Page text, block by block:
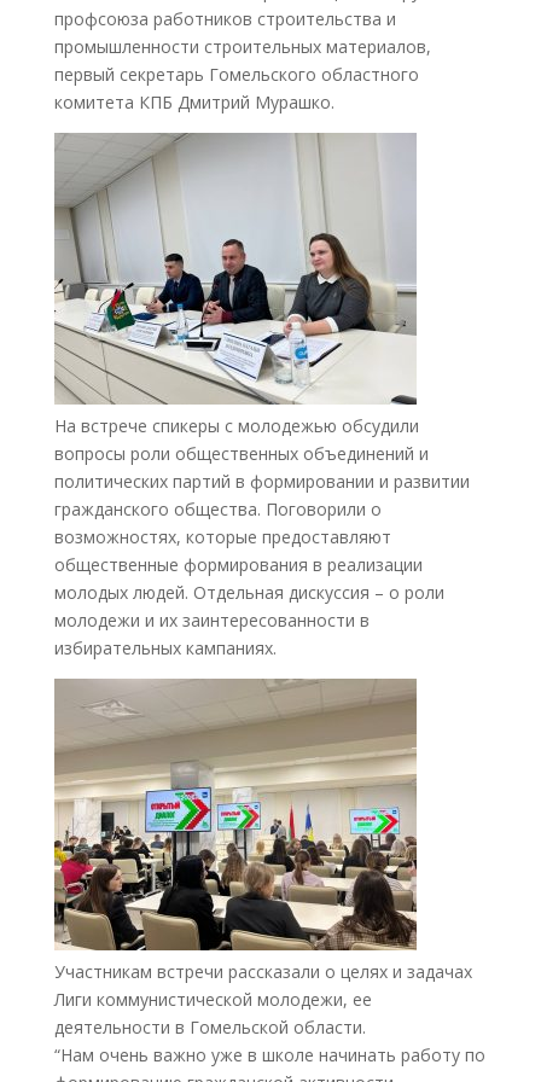
профсоюза работников строительства и
промышленности строительных материалов,
первый секретарь Гомельского областного
комитета КПБ Дмитрий Мурашко.
На встрече спикеры с молодежью обсудили
вопросы роли общественных объединений и
политических партий в формировании и развитии
гражданского общества. Поговорили о
возможностях, которые предоставляют
общественные формирования в реализации
молодых людей. Отдельная дискуссия – о роли
молодежи и их заинтересованности в
избирательных кампаниях.
Участникам встречи рассказали о целях и задачах
Лиги коммунистической молодежи, ее
деятельности в Гомельской области.
“Нам очень важно уже в школе начинать работу по